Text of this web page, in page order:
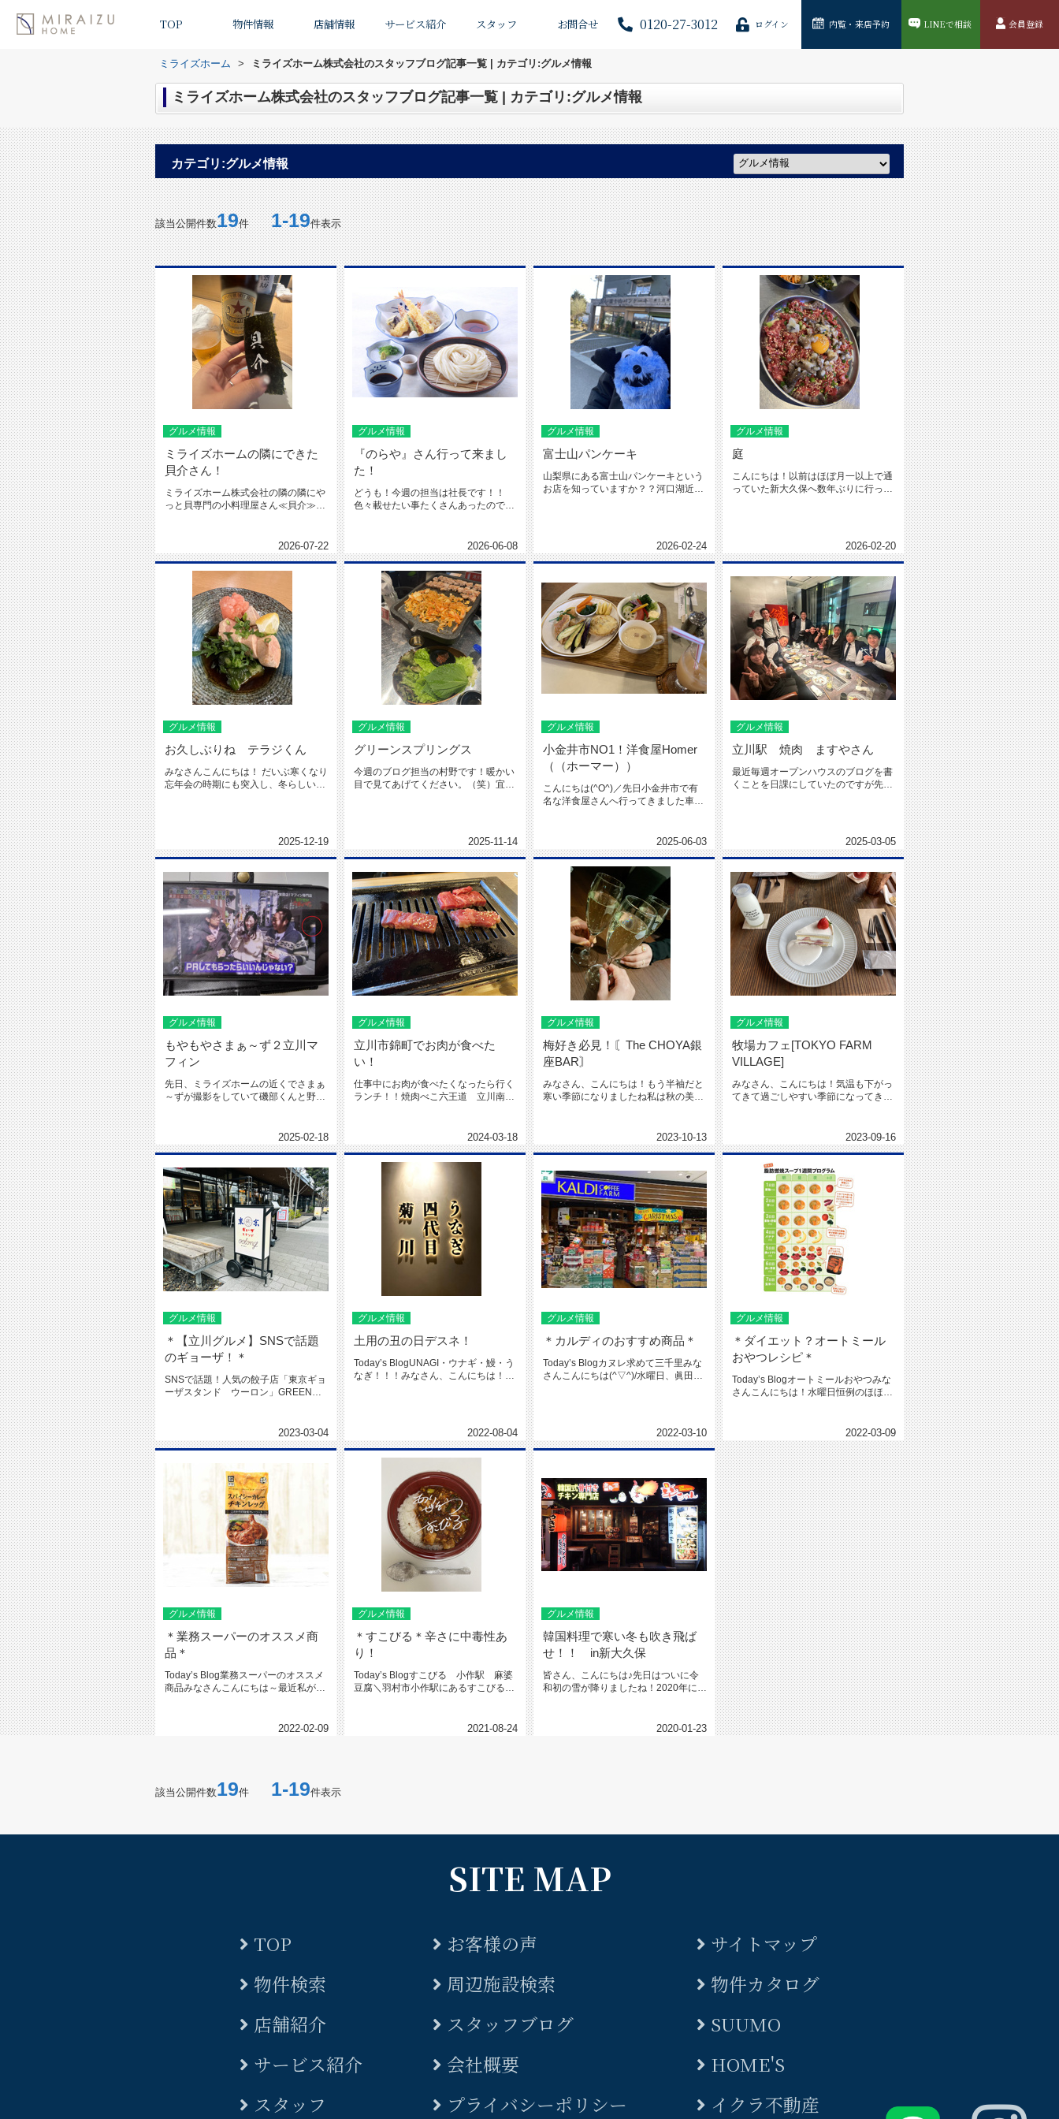
TOP 物件情報 店舗情報 サービス紹介 スタッフ お問合せ 0120-27-3012 ログイン 内覧・来店予約 LINEで相談 会員登録
ミライズホーム > ミライズホーム株式会社のスタッフブログ記事一覧 | カテゴリ:グルメ情報
ミライズホーム株式会社のスタッフブログ記事一覧 | カテゴリ:グルメ情報
カテゴリ:グルメ情報
該当公開件数19件1-19件表示
グルメ情報
ミライズホームの隣にできた
貝介さん！
ミライズホーム株式会社の隣の隣にや
っと貝専門の小料理屋さん≪貝介≫さ
2026-07-22
グルメ情報
『のらや』さん行って来まし
た！
どうも！今週の担当は社長です！！
色々載せたい事たくさんあったのです
2026-06-08
グルメ情報
富士山パンケーキ
山梨県にある富士山パンケーキという
お店を知っていますか？？河口湖近辺
2026-02-24
グルメ情報
庭
こんにちは！以前はほぼ月一以上で通
っていた新大久保へ数年ぶりに行って
2026-02-20
グルメ情報
お久しぶりね テラジくん
みなさんこんにちは！ だいぶ寒くなり
忘年会の時期にも突入し、冬らしい季
2025-12-19
グルメ情報
グリーンスプリングス
今週のブログ担当の村野です！暖かい
目で見てあげてください。（笑）宜し
2025-11-14
グルメ情報
小金井市NO1！洋食屋Homer
（（ホーマー））
こんにちは(^O^)／先日小金井市で有
名な洋食屋さんへ行ってきました車で
2025-06-03
グルメ情報
立川駅 焼肉 ますやさん
最近毎週オープンハウスのブログを書
くことを日課にしていたのですが先週
2025-03-05
グルメ情報
もやもやさまぁ～ず２立川マ
フィン
先日、ミライズホームの近くでさまぁ
～ずが撮影をしていて磯部くんと野次
2025-02-18
グルメ情報
立川市錦町でお肉が食べた
い！
仕事中にお肉が食べたくなったら行く
ランチ！！焼肉べこ六王道 立川南口
2024-03-18
グルメ情報
梅好き必見！〘The CHOYA銀
座BAR〙
みなさん、こんにちは！もう半袖だと
寒い季節になりましたね私は秋の美味
2023-10-13
グルメ情報
牧場カフェ[TOKYO FARM
VILLAGE]
みなさん、こんにちは！気温も下がっ
てきて過ごしやすい季節になってきま
2023-09-16
グルメ情報
＊【立川グルメ】SNSで話題
のギョーザ！＊
SNSで話題！人気の餃子店「東京ギョ
ーザスタンド ウーロン」GREEN
2023-03-04
グルメ情報
土用の丑の日デスネ！
Today’s BlogUNAGI・ウナギ・鰻・う
なぎ！！！みなさん、こんにちは！本
2022-08-04
グルメ情報
＊カルディのおすすめ商品＊
Today’s Blogカヌレ求めて三千里みな
さんこんにちは(^▽^)/水曜日、眞田さ
2022-03-10
グルメ情報
＊ダイエット？オートミール
おやつレシピ＊
Today’s Blogオートミールおやつみな
さんこんにちは！水曜日恒例のほほん
2022-03-09
グルメ情報
＊業務スーパーのオススメ商
品＊
Today’s Blog業務スーパーのオススメ
商品みなさんこんにちは～最近私が書
2022-02-09
グルメ情報
＊すこびる＊辛さに中毒性あ
り！
Today’s Blogすこびる 小作駅 麻婆
豆腐＼羽村市小作駅にあるすこびるさ
2021-08-24
グルメ情報
韓国料理で寒い冬も吹き飛ば
せ！！ in新大久保
皆さん、こんにちは♪先日はついに令
和初の雪が降りましたね！2020年に入
2020-01-23
該当公開件数19件 1-19件表示
SITE MAP
TOP
物件検索
店舗紹介
サービス紹介
スタッフ
お客様の声
周辺施設検索
スタッフブログ
会社概要
プライバシーポリシー
サイトマップ
物件カタログ
SUUMO
HOME'S
イクラ不動産